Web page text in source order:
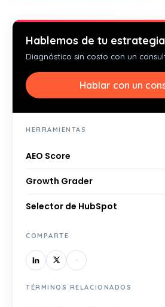
Hablemos de tu estrategia
Diagnóstico sin costo con un
Hablar con un
HERRAMIENTAS
AEO Score
Growth Grader
Selector de HubSpot
COMPARTE
TÉRMINOS RELACIONADOS